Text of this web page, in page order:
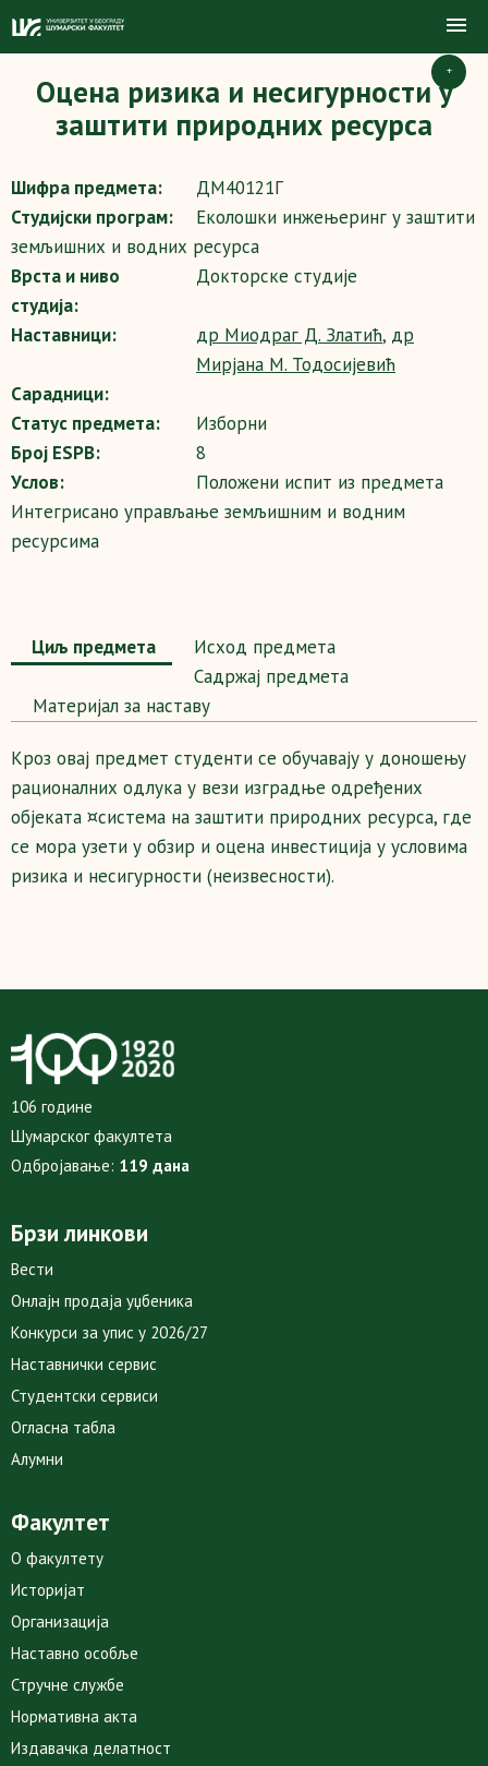
+
Оцена ризика и несигурности у
заштити природних ресурса
Шифра предмета:
ДМ40121Г
Студијски програм:
Еколошки инжењеринг у заштити
земљишних и водних ресурса
Врста и ниво
студија:
Докторске студије
Наставници: др Миодраг Д. Златић, др
Мирјана М. Тодосијевић
Сарадници:
Статус предмета:
Изборни
Број ESPB:
8
Услов:
Положени испит из предмета
Интегрисано управљање земљишним и водним
ресурсима
Циљ предмета
Исход предмета
Садржај предмета
Maтеријал за наставу
Кроз овај предмет студенти се обучавају у доношењу
рационалних одлука у вези изградње одређених
објеката ¤система на заштити природних ресурса, где
се мора узети у обзир и оцена инвестиција у условима
ризика и несигурности (неизвесности).
106 године
Шумарског факултета
Одбројавање: 119 дана
Брзи линкови
Вести
Онлајн продаја уџбеника
Конкурси за упис у 2026/27
Наставнички сервис
Студентски сервиси
Огласна табла
Алумни
Факултет
О факултету
Историјат
Организација
Наставно особље
Стручне службе
Нормативна акта
Издавачка делатност